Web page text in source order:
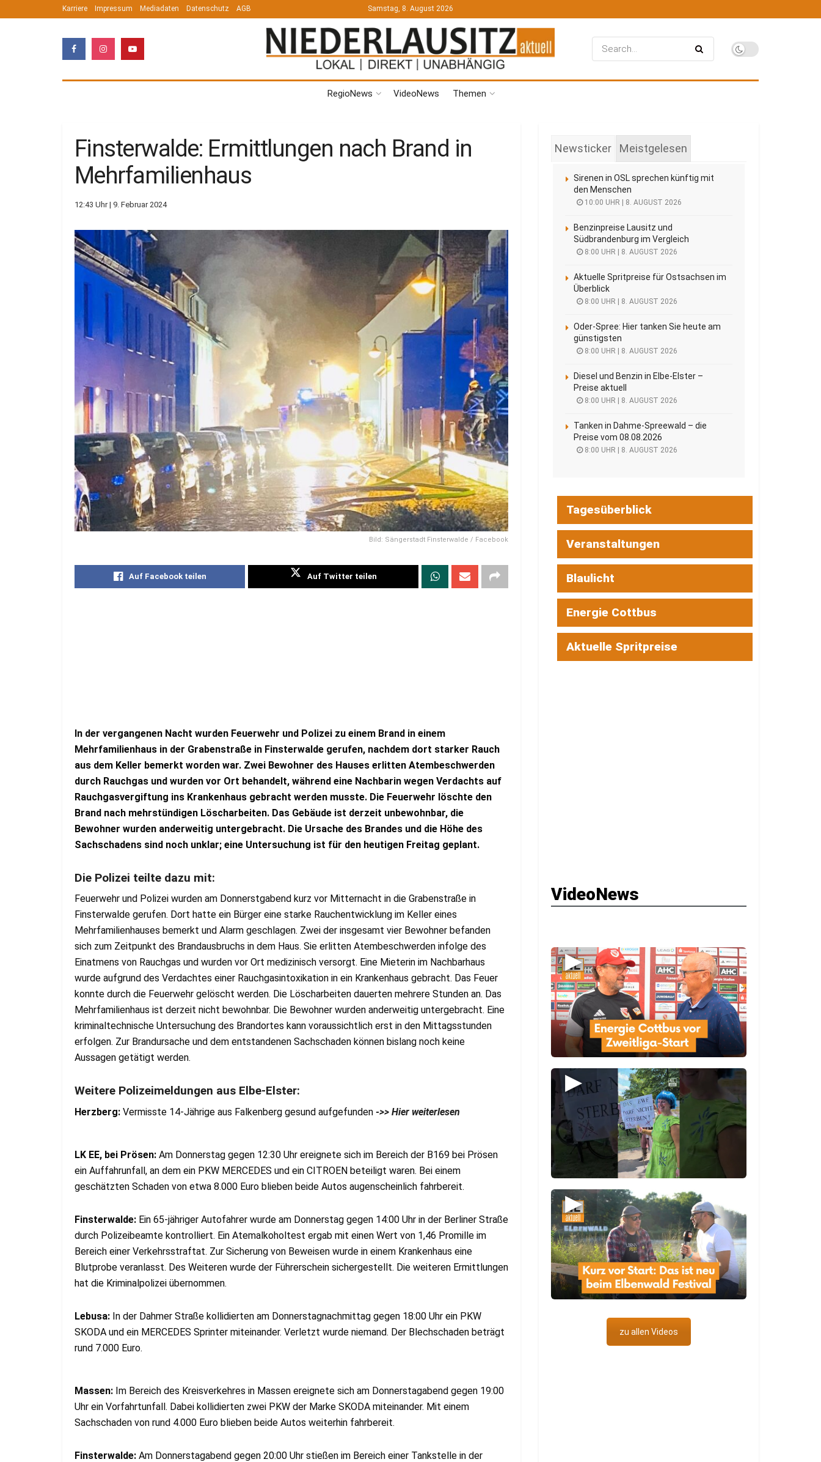
Karriere Impressum Mediadaten Datenschutz AGB Samstag, 8. August 2026
RegioNews VideoNews Themen
Finsterwalde: Ermittlungen nach Brand in
Mehrfamilienhaus
12:43 Uhr | 9. Februar 2024
Bild: Sängerstadt Finsterwalde / Facebook
Auf Facebook teilen Auf Twitter teilen
In der vergangenen Nacht wurden Feuerwehr und Polizei zu einem Brand in einem
Mehrfamilienhaus in der Grabenstraße in Finsterwalde gerufen, nachdem dort starker Rauch
aus dem Keller bemerkt worden war. Zwei Bewohner des Hauses erlitten Atembeschwerden
durch Rauchgas und wurden vor Ort behandelt, während eine Nachbarin wegen Verdachts auf
Rauchgasvergiftung ins Krankenhaus gebracht werden musste. Die Feuerwehr löschte den
Brand nach mehrstündigen Löscharbeiten. Das Gebäude ist derzeit unbewohnbar, die
Bewohner wurden anderweitig untergebracht. Die Ursache des Brandes und die Höhe des
Sachschadens sind noch unklar; eine Untersuchung ist für den heutigen Freitag geplant.
Die Polizei teilte dazu mit:
Feuerwehr und Polizei wurden am Donnerstgabend kurz vor Mitternacht in die Grabenstraße in
Finsterwalde gerufen. Dort hatte ein Bürger eine starke Rauchentwicklung im Keller eines
Mehrfamilienhauses bemerkt und Alarm geschlagen. Zwei der insgesamt vier Bewohner befanden
sich zum Zeitpunkt des Brandausbruchs in dem Haus. Sie erlitten Atembeschwerden infolge des
Einatmens von Rauchgas und wurden vor Ort medizinisch versorgt. Eine Mieterin im Nachbarhaus
wurde aufgrund des Verdachtes einer Rauchgasintoxikation in ein Krankenhaus gebracht. Das Feuer
konnte durch die Feuerwehr gelöscht werden. Die Löscharbeiten dauerten mehrere Stunden an. Das
Mehrfamilienhaus ist derzeit nicht bewohnbar. Die Bewohner wurden anderweitig untergebracht. Eine
kriminaltechnische Untersuchung des Brandortes kann voraussichtlich erst in den Mittagsstunden
erfolgen. Zur Brandursache und dem entstandenen Sachschaden können bislang noch keine
Aussagen getätigt werden.
Weitere Polizeimeldungen aus Elbe-Elster:
Herzberg: Vermisste 14-Jährige aus Falkenberg gesund aufgefunden ->> Hier weiterlesen
LK EE, bei Prösen: Am Donnerstag gegen 12:30 Uhr ereignete sich im Bereich der B169 bei Prösen
ein Auffahrunfall, an dem ein PKW MERCEDES und ein CITROEN beteiligt waren. Bei einem
geschätzten Schaden von etwa 8.000 Euro blieben beide Autos augenscheinlich fahrbereit.
Finsterwalde: Ein 65-jähriger Autofahrer wurde am Donnerstag gegen 14:00 Uhr in der Berliner Straße
durch Polizeibeamte kontrolliert. Ein Atemalkoholtest ergab mit einen Wert von 1,46 Promille im
Bereich einer Verkehrsstraftat. Zur Sicherung von Beweisen wurde in einem Krankenhaus eine
Blutprobe veranlasst. Des Weiteren wurde der Führerschein sichergestellt. Die weiteren Ermittlungen
hat die Kriminalpolizei übernommen.
Lebusa: In der Dahmer Straße kollidierten am Donnerstagnachmittag gegen 18:00 Uhr ein PKW
SKODA und ein MERCEDES Sprinter miteinander. Verletzt wurde niemand. Der Blechschaden beträgt
rund 7.000 Euro.
Massen: Im Bereich des Kreisverkehres in Massen ereignete sich am Donnerstagabend gegen 19:00
Uhr ein Vorfahrtunfall. Dabei kollidierten zwei PKW der Marke SKODA miteinander. Mit einem
Sachschaden von rund 4.000 Euro blieben beide Autos weiterhin fahrbereit.
Finsterwalde: Am Donnerstagabend gegen 20:00 Uhr stießen im Bereich einer Tankstelle in der
Newsticker Meistgelesen
Sirenen in OSL sprechen künftig mit
den Menschen
10:00 UHR | 8. AUGUST 2026
Benzinpreise Lausitz und
Südbrandenburg im Vergleich
8:00 UHR | 8. AUGUST 2026
Aktuelle Spritpreise für Ostsachsen im
Überblick
8:00 UHR | 8. AUGUST 2026
Oder-Spree: Hier tanken Sie heute am
günstigsten
8:00 UHR | 8. AUGUST 2026
Diesel und Benzin in Elbe-Elster –
Preise aktuell
8:00 UHR | 8. AUGUST 2026
Tanken in Dahme-Spreewald – die
Preise vom 08.08.2026
8:00 UHR | 8. AUGUST 2026
Tagesüberblick
Veranstaltungen
Blaulicht
Energie Cottbus
Aktuelle Spritpreise
VideoNews
▶
▶
▶
zu allen Videos